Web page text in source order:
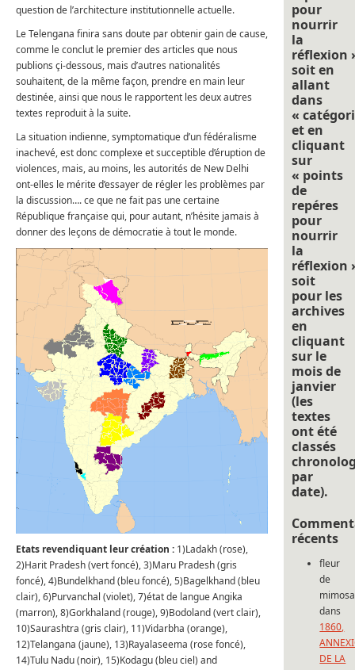
question de l’architecture institutionnelle actuelle.
Le Telengana finira sans doute par obtenir gain de cause,
comme le conclut le premier des articles que nous
publions çi-dessous, mais d’autres nationalités
souhaitent, de la même façon, prendre en main leur
destinée, ainsi que nous le rapportent les deux autres
textes reproduit à la suite.
La situation indienne, symptomatique d’un fédéralisme
inachevé, est donc complexe et succeptible d’éruption de
violences, mais, au moins, les autorités de New Delhi
ont-elles le mérite d’essayer de régler les problèmes par
la discussion…. ce que ne fait pas une certaine
République française qui, pour autant, n’hésite jamais à
donner des leçons de démocratie à tout le monde.
Etats revendiquant leur création : 1)Ladakh (rose),
2)Harit Pradesh (vert foncé), 3)Maru Pradesh (gris
foncé), 4)Bundelkhand (bleu foncé), 5)Bagelkhand (bleu
clair), 6)Purvanchal (violet), 7)état de langue Angika
(marron), 8)Gorkhaland (rouge), 9)Bodoland (vert clair),
10)Saurashtra (gris clair), 11)Vidarbha (orange),
12)Telangana (jaune), 13)Rayalaseema (rose foncé),
14)Tulu Nadu (noir), 15)Kodagu (bleu ciel) and
pour
nourrir
la
réflexion
soit en
allant
dans
«
et en
cliquant
sur
« points
de
repéres
pour
nourrir
la
réflexion
soit
pour les
archives
en
cliquant
sur le
mois de
janvier
(les
textes
ont été
classés
par
date).
récents
fleur
de
mimosa
dans
1860,
DE LA